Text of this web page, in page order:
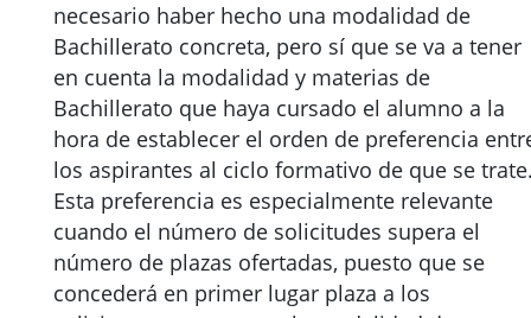
necesario haber hecho una modalidad de
Bachillerato concreta, pero sí que se va a tener
en cuenta la modalidad y materias de
Bachillerato que haya cursado el alumno a la
hora de establecer el orden de preferencia
los aspirantes al ciclo formativo de que se
Esta preferencia es especialmente relevante
cuando el número de solicitudes supera el
número de plazas ofertadas, puesto que se
concederá en primer lugar plaza a los